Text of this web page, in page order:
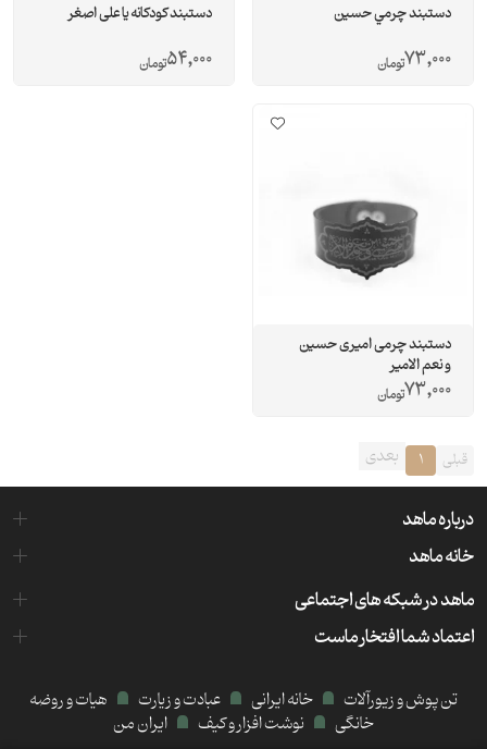
دستبند چرمي حسين
73,000تومان
دستبند کودکانه یا علی اصغر
54,000تومان
دستبند چرمی امیری حسین
و نعم الامیر
73,000تومان
قبلی 1 بعدی
درباره ماهد
خانه ماهد
ماهد در شبکه های اجتماعی
اعتماد شما افتخار ماست
تن پوش و زیورآلات خانه ایرانی عبادت و زیارت
هیات و روضه
خانگی
نوشت افزار و کیف ایران من